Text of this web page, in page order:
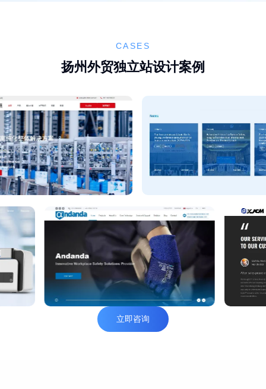
CASES
扬州外贸独立站设计案例
立即咨询